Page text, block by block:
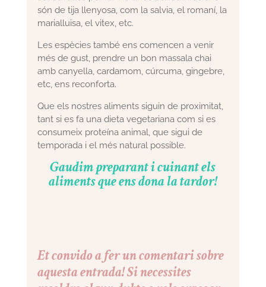
són de tija llenyosa, com la salvia, el romaní, la
marialluïsa, el vitex, etc.
Les espècies també ens comencen a venir
més de gust, prendre un bon massala chai
amb canyella, cardamom, cúrcuma, gingebre,
etc, ens reconforta.
Que els nostres aliments siguin de proximitat,
tant si es fa una dieta vegetariana com si es
consumeix proteína animal, que sigui de
temporada i el més natural possible.
Gaudim preparant i cuinant els
aliments que ens dona la tardor!
Et convido a fer un comentari sobre
aquesta entrada! Si necessites